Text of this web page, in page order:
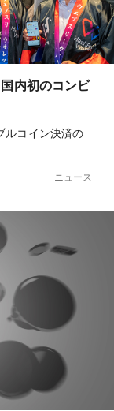
国内初のコンビ
ルコイン決済の
ニュース